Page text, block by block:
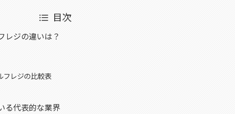
目次
レジの違いは？
フレジの比較表
る代表的な業界